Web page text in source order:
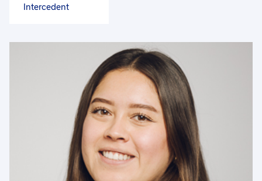
Intercedent